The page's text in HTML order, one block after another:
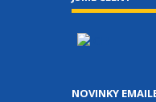
NOVINKY